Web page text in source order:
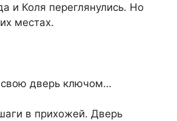
и Коля переглянулись. Но
местах.
дверь ключом…
в прихожей. Дверь